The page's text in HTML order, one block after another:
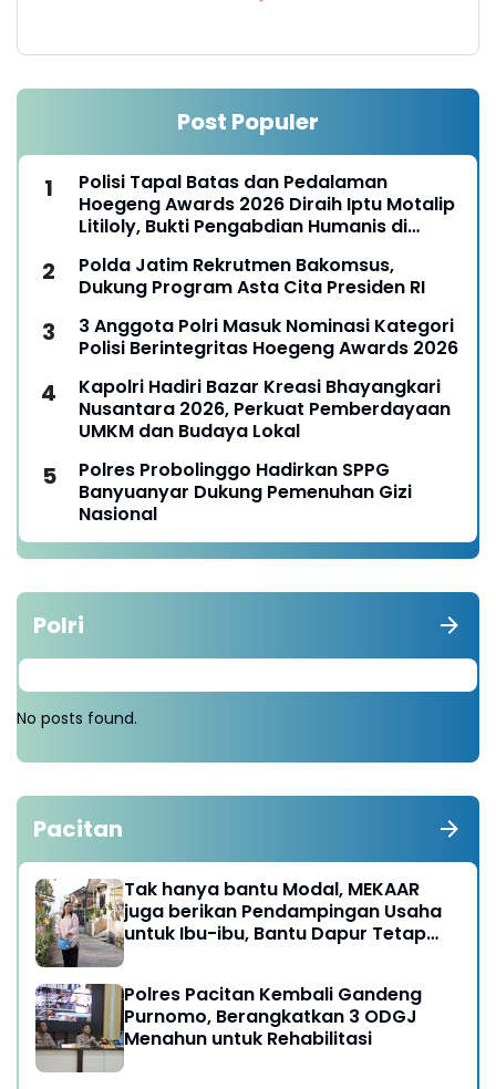
Post Populer
Polisi Tapal Batas dan Pedalaman
Hoegeng Awards 2026 Diraih Iptu Motalip
Litiloly, Bukti Pengabdian Humanis di
Polda Jatim Rekrutmen Bakomsus,
Dukung Program Asta Cita Presiden RI
3 Anggota Polri Masuk Nominasi Kategori
Polisi Berintegritas Hoegeng Awards 2026
Kapolri Hadiri Bazar Kreasi Bhayangkari
Nusantara 2026, Perkuat Pemberdayaan
UMKM dan Budaya Lokal
Polres Probolinggo Hadirkan SPPG
Banyuanyar Dukung Pemenuhan Gizi
Nasional
Polri
No posts found.
Pacitan
Tak hanya bantu Modal, MEKAAR
juga berikan Pendampingan Usaha
untuk Ibu-ibu, Bantu Dapur Tetap
Polres Pacitan Kembali Gandeng
Purnomo, Berangkatkan 3 ODGJ
Menahun untuk Rehabilitasi